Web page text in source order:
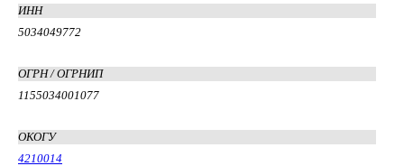
ИНН
5034049772
ОГРН / ОГРНИП
1155034001077
ОКОГУ
4210014